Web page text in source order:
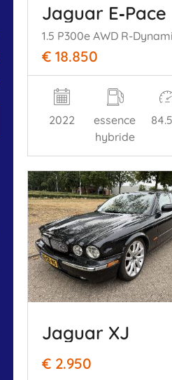
Jaguar E‑Pace
€ 18.850
2022
essence
hybride
Jaguar XJ
€ 2.950